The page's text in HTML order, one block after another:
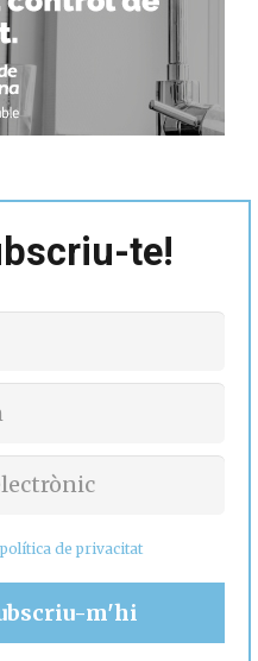
te!
política de privacitat